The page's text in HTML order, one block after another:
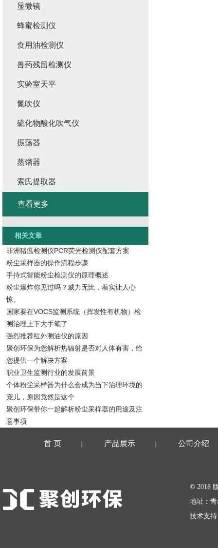
显微镜
蜂蜜检测仪
食用油检测仪
兽药残留检测仪
实验室天平
氮吹仪
硫化物酸化吹气仪
振荡器
蒸馏器
索氏提取器
查看更多
相关文章
非洲猪瘟检测仪PCR荧光检测仪配套方案
粉尘采样器的操作流程步骤
手持式智能粉尘检测仪的原理概述
粉尘爆炸你见过吗？威力无比，着实让人心
惊。
国家要在VOCS监测系统（挥发性有机物）检
测治理上下大手笔了
强烈推荐红外测油仪的原因
聚创环保为您解析热辐射是否对人体有害，给
您提供一个解决方案
职业卫生监测行业的发展前景
个体粉尘采样器为什么会成为当下治理环境的
宠儿，原因竟然是这个
聚创环保带你一起解析粉尘采样器的用途及注
意事项
首 页 | 产品展示 | 公司介绍
© 2018
地址：
技术支